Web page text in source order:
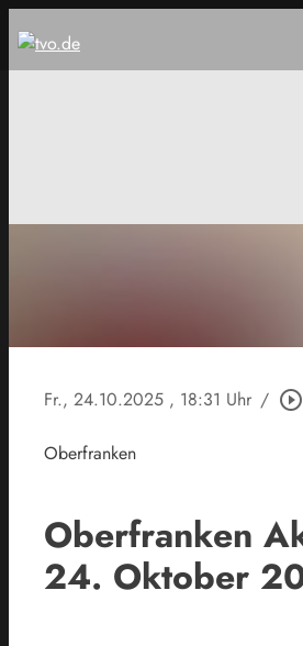
Fr., 24.10.2025 , 18:31 Uhr / play_circle_outline
Oberfranken
Oberfranken
24. Oktober